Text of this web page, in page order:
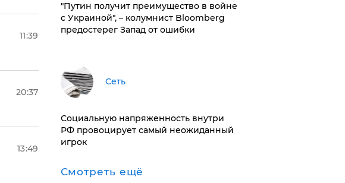
11:39
20:37
13:49
"Путин получит преимущество в войне
с Украиной", – колумнист Bloomberg
предостерег Запад от ошибки
Сеть
Социальную напряженность внутри
РФ провоцирует самый неожиданный
игрок
Смотреть ещё